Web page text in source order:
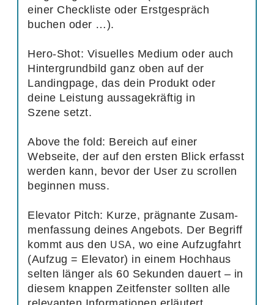
einer Check­liste oder Erst­ge­spräch
buchen oder …).
Hero-Shot: Visu­elles Medium oder auch
Hinter­grund­bild ganz oben auf der
Landing­page, das dein Produkt oder
deine Leis­tung aussa­ge­kräftig in
Szene setzt.
Above the fold: Bereich auf einer
Webseite, der auf den ersten Blick erfasst
werden kann, bevor der User zu scrollen
beginnen muss.
Elevator Pitch: Kurze, prägnante Zusam­
men­fas­sung deines Ange­bots. Der Begriff
kommt aus den USA, wo eine Aufzug­fahrt
(Aufzug = Elevator) in einem Hoch­haus
selten länger als 60 Sekunden dauert – in
diesem knappen Zeit­fenster sollten alle